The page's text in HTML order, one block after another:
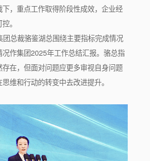
，重点工作取得阶段性成效，企业经
。
团总裁骆鉴湖总围绕主要指标完成情况
作集团2025年工作总结汇报。骆总指
在，但面对问题应更多审视自身问题
维和行动的转变中去改进提升。